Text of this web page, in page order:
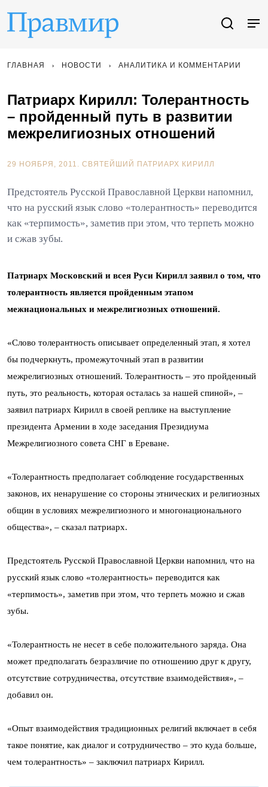
ГЛАВНАЯ НОВОСТИ АНАЛИТИКА И КОММЕНТАРИИ
Патриарх Кирилл: Толерантность
– пройденный путь в развитии
межрелигиозных отношений
29 НОЯБРЯ, 2011. СВЯТЕЙШИЙ ПАТРИАРХ КИРИЛЛ
Предстоятель Русской Православной Церкви напомнил,
что на русский язык слово «толерантность» переводится
как «терпимость», заметив при этом, что терпеть можно
и сжав зубы.
Патриарх Московский и всея Руси Кирилл заявил о том, что
толерантность является пройденным этапом
межнациональных и межрелигиозных отношений.
«Слово толерантность описывает определенный этап, я хотел
бы подчеркнуть, промежуточный этап в развитии
межрелигиозных отношений. Толерантность – это пройденный
путь, это реальность, которая осталась за нашей спиной», –
заявил патриарх Кирилл в своей реплике на выступление
президента Армении в ходе заседания Президиума
Межрелигиозного совета СНГ в Ереване.
«Толерантность предполагает соблюдение государственных
законов, их ненарушение со стороны этнических и религиозных
общин в условиях межрелигиозного и многонационального
общества», – сказал патриарх.
Предстоятель Русской Православной Церкви напомнил, что на
русский язык слово «толерантность» переводится как
«терпимость», заметив при этом, что терпеть можно и сжав
зубы.
«Толерантность не несет в себе положительного заряда. Она
может предполагать безразличие по отношению друг к другу,
отсутствие сотрудничества, отсутствие взаимодействия», –
добавил он.
«Опыт взаимодействия традиционных религий включает в себя
такое понятие, как диалог и сотрудничество – это куда больше,
чем толерантность» – заключил патриарх Кирилл.